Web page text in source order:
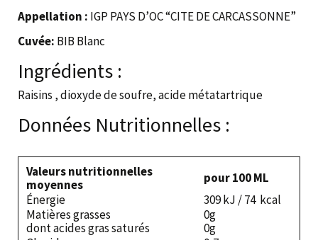
Appellation : IGP PAYS D’OC “CITE DE CARCASSONNE”
Cuvée: BIB Blanc
Ingrédients :
Raisins , dioxyde de soufre, acide métatartrique
Données Nutritionnelles :
Valeurs nutritionnelles
moyennes
pour 100 ML
Énergie
309 kJ / 74 kcal
Matières grasses
dont acides gras saturés
0g
0g